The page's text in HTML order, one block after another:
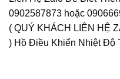
0902587873 hoặc
( QUÝ KHÁCH LIÊN HỆ
) Hồ Điều Khiển Nhiệt Độ